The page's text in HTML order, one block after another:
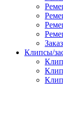
Клипсы/